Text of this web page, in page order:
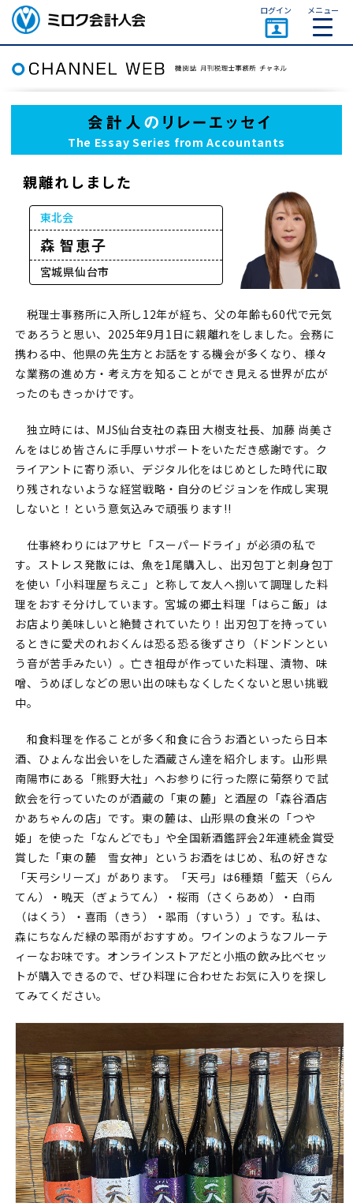
ミロク会計人会 MIROKU
ACCOUNTING PERSON
ASSOCIATION
ログイン メニュー
The Essay Series from Accountants
親離れしました
東北会
森 智恵子
宮城県仙台市
税理士事務所に入所し12年が経ち、父の年齢も60代で元気
であろうと思い、2025年9月1日に親離れをしました。会務に
携わる中、他県の先生方とお話をする機会が多くなり、様々
な業務の進め方・考え方を知ることができ見える世界が広が
ったのもきっかけです。
独立時には、MJS仙台支社の森田 大樹支社長、加藤 尚美さ
んをはじめ皆さんに手厚いサポートをいただき感謝です。ク
ライアントに寄り添い、デジタル化をはじめとした時代に取
り残されないような経営戦略・自分のビジョンを作成し実現
しないと！という意気込みで頑張ります!!
仕事終わりにはアサヒ「スーパードライ」が必須の私で
す。ストレス発散には、魚を1尾購入し、出刃包丁と刺身包丁
を使い「小料理屋ちえこ」と称して友人へ捌いて調理した料
理をおすそ分けしています。宮城の郷土料理「はらこ飯」は
お店より美味しいと絶賛されていたり！出刃包丁を持ってい
るときに愛犬のれおくんは恐る恐る後ずさり（ドンドンとい
う音が苦手みたい）。亡き祖母が作っていた料理、漬物、味
噌、うめぼしなどの思い出の味もなくしたくないと思い挑戦
中。
和食料理を作ることが多く和食に合うお酒といったら日本
酒、ひょんな出会いをした酒蔵さん達を紹介します。山形県
南陽市にある「熊野大社」へお参りに行った際に菊祭りで試
飲会を行っていたのが酒蔵の「東の麓」と酒屋の「森谷酒店
かあちゃんの店」です。東の麓は、山形県の食米の「つや
姫」を使った「なんどでも」や全国新酒鑑評会2年連続金賞受
賞した「東の麓 雪女神」というお酒をはじめ、私の好きな
「天弓シリーズ」があります。「天弓」は6種類「藍天（らん
てん）・暁天（ぎょうてん）・桜雨（さくらあめ）・白雨
（はくう）・喜雨（きう）・翆雨（すいう）」です。私は、
森にちなんだ緑の翆雨がおすすめ。ワインのようなフルーテ
ィーなお味です。オンラインストアだと小瓶の飲み比べセッ
トが購入できるので、ぜひ料理に合わせたお気に入りを探し
てみてください。